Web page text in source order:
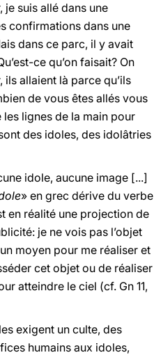
suis allé dans une
confirmations dans une
dans ce parc, il y avait
ce qu’on faisait? On
allaient là parce qu’ils
de vous êtes allés vous
lignes de la main pour
des idoles, des idolâtries
idole, aucune image [...]
» en grec dérive du verbe
en réalité une projection de
je ne vois pas l’objet
moyen pour me réaliser et
cet objet ou de réaliser
atteindre le ciel (cf. Gn 11,
exigent un culte, des
humains aux idoles,